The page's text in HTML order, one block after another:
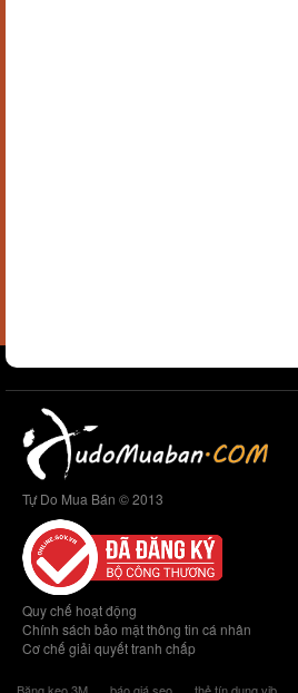
Tự Do Mua Bán © 2013
Quy chế hoạt động
Chính sách bảo mật thông tin cá nhân
Cơ chế giải quyết tranh chấp